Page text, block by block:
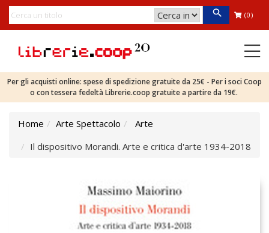
(0)
Per gli acquisti online: spese di spedizione gratuite da 25€ - Per i soci Coop
o con tessera fedeltà Librerie.coop gratuite a partire da 19€.
Home Arte Spettacolo
Arte
Il dispositivo Morandi. Arte e critica d'arte 1934-2018